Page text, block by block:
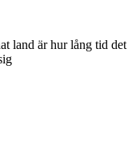
land är hur lång tid det